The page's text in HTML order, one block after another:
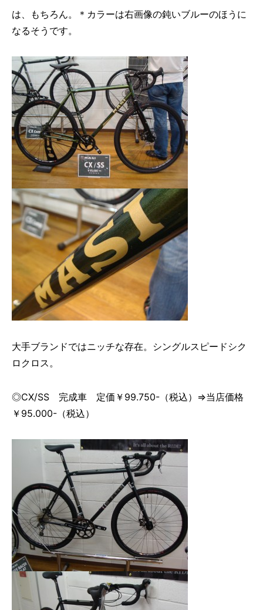
は、もちろん。＊カラーは右画像の鈍いブルーのほうに
なるそうです。
大手ブランドではニッチな存在。シングルスピードシク
ロクロス。
◎CX/SS 完成車 定価￥99.750-（税込）⇒当店価格
￥95.000-（税込）